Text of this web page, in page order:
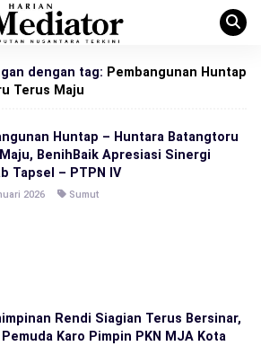
dengan tag: Pembangunan Huntap
Terus Maju
Huntap – Huntara Batangtoru
BenihBaik Apresiasi Sinergi
Tapsel – PTPN IV
2026 Sumut
Rendi Siagian Terus Bersinar,
Karo Pimpin PKN MJA Kota